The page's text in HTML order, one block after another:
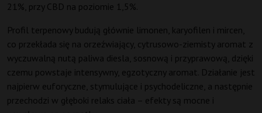
21%, przy CBD na poziomie 1,5%.
Profil terpenowy budują głównie limonen, karyofilen i mircen,
co przekłada się na orzeźwiający, cytrusowo-ziemisty aromat z
wyczuwalną nutą paliwa diesla, sosnową i przyprawową, dzięki
czemu powstaje intensywny, egzotyczny aromat. Działanie jest
najpierw euforyczne, stymulujące i psychodeliczne, a następnie
przechodzi w głęboki relaks ciała – efekty są mocne i